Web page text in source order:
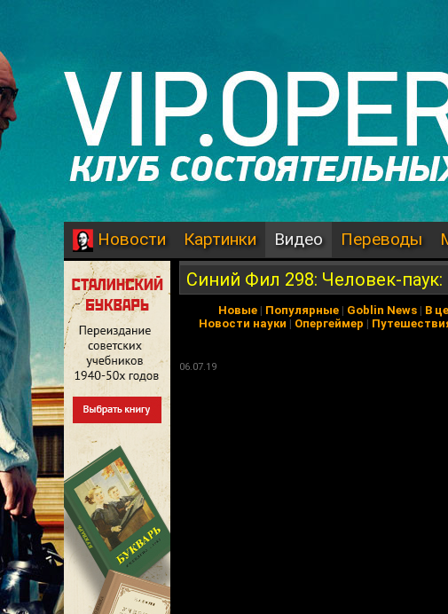
Новости Картинки Видео Переводы
Синий Фил 298: Человек-
Новые | Популярные | Goblin News | В
Новости науки | Опергеймер |
06.07.19